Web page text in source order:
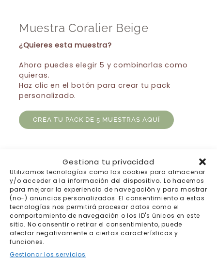
Gestiona tu privacidad
Utilizamos tecnologías como las cookies para almacenar
y/o acceder a la información del dispositivo. Lo hacemos
para mejorar la experiencia de navegación y para mostrar
(no-) anuncios personalizados. El consentimiento a estas
tecnologías nos permitirá procesar datos como el
comportamiento de navegación o los ID's únicos en este
sitio. No consentir o retirar el consentimiento, puede
afectar negativamente a ciertas características y
funciones.
Gestionar los servicios
Muestra Coralier Beige
¿Quieres esta muestra?
Ahora puedes elegir 5 y combinarlas como
quieras.
Haz clic en el botón para crear tu pack
personalizado.
CREA TU PACK DE 5 MUESTRAS AQUÍ
Envíos gratis a